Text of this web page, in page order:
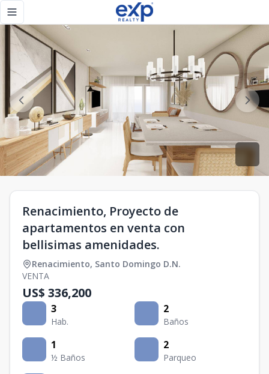
Toggle navigation menu
Renacimiento, Proyecto de
apartamentos en venta con
bellisimas amenidades.
Renacimiento, Santo Domingo D.N.
VENTA
US$ 336,200
3
Hab.
2
Baños
1
½ Baños
2
Parqueo
Renacimiento, Proyecto de apartamentos en venta con